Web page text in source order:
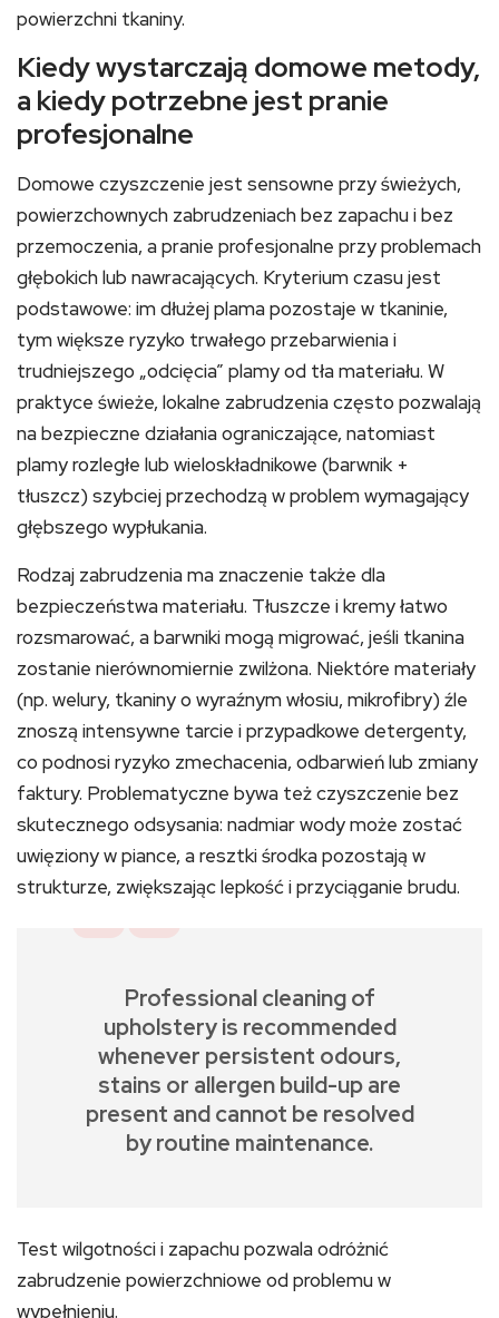
powierzchni tkaniny.
Kiedy wystarczają domowe metody,
a kiedy potrzebne jest pranie
profesjonalne
Domowe czyszczenie jest sensowne przy świeżych,
powierzchownych zabrudzeniach bez zapachu i bez
przemoczenia, a pranie profesjonalne przy problemach
głębokich lub nawracających. Kryterium czasu jest
podstawowe: im dłużej plama pozostaje w tkaninie,
tym większe ryzyko trwałego przebarwienia i
trudniejszego „odcięcia” plamy od tła materiału. W
praktyce świeże, lokalne zabrudzenia często pozwalają
na bezpieczne działania ograniczające, natomiast
plamy rozległe lub wieloskładnikowe (barwnik +
tłuszcz) szybciej przechodzą w problem wymagający
głębszego wypłukania.
Rodzaj zabrudzenia ma znaczenie także dla
bezpieczeństwa materiału. Tłuszcze i kremy łatwo
rozsmarować, a barwniki mogą migrować, jeśli tkanina
zostanie nierównomiernie zwilżona. Niektóre materiały
(np. welury, tkaniny o wyraźnym włosiu, mikrofibry) źle
znoszą intensywne tarcie i przypadkowe detergenty,
co podnosi ryzyko zmechacenia, odbarwień lub zmiany
faktury. Problematyczne bywa też czyszczenie bez
skutecznego odsysania: nadmiar wody może zostać
uwięziony w piance, a resztki środka pozostają w
strukturze, zwiększając lepkość i przyciąganie brudu.
Professional cleaning of
upholstery is recommended
whenever persistent odours,
stains or allergen build-up are
present and cannot be resolved
by routine maintenance.
Test wilgotności i zapachu pozwala odróżnić
zabrudzenie powierzchniowe od problemu w
wypełnieniu.